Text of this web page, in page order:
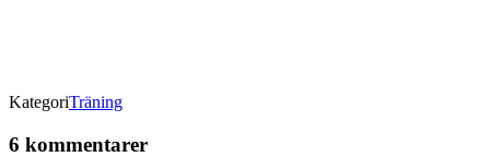
KategoriTräning
6 kommentarer